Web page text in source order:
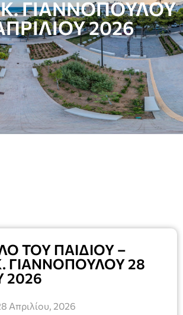
ΓΙΑΝΝΟΠΟΥΛΟΥ
2026
ΤΟΥ ΠΑΙΔΙΟΥ –
ΓΙΑΝΝΟΠΟΥΛΟΥ 28
2026
Απριλίου, 2026